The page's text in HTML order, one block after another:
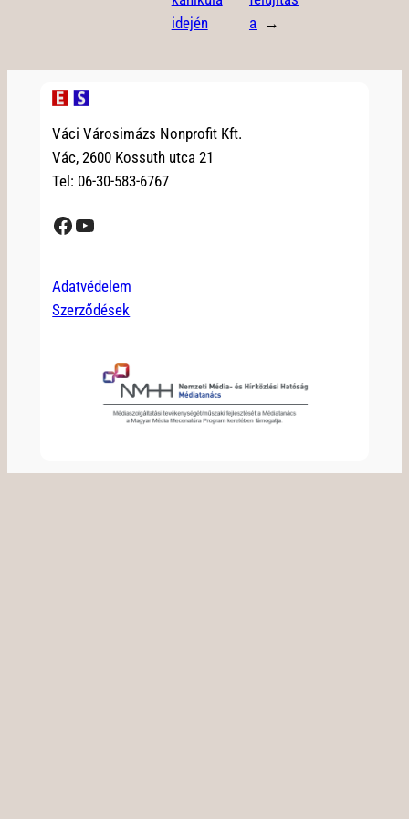
idején
a →
Váci Városimázs Nonprofit Kft.
Vác, 2600 Kossuth utca 21
Tel: 06-30-583-6767
Facebook YouTube
Adatvédelem
Szerződések